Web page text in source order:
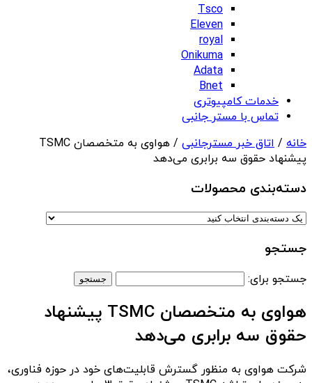
Tsco
Eleven
royal
Onikuma
Adata
Bnet
خدمات کامپیوتری
تماس با مستر جانبی
خانه / اتاق خبر مسترجانبی
/ هواوی به متخصصان TSMC
پیشنهاد حقوق سه برابری می‌دهد
دسته‌بندی‌ محصولات
جستجو
جستجو برای:
هواوی به متخصصان TSMC پیشنهاد
حقوق سه برابری می‌دهد
شرکت هواوی به منظور گسترش قابلیت‌های خود در حوزه فناوری،